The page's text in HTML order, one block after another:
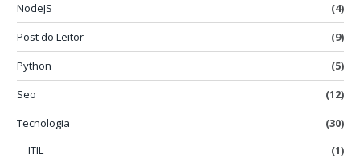
NodeJS
(4)
Post do Leitor
(9)
Python
(5)
Seo
(12)
Tecnologia
(30)
ITIL
(1)